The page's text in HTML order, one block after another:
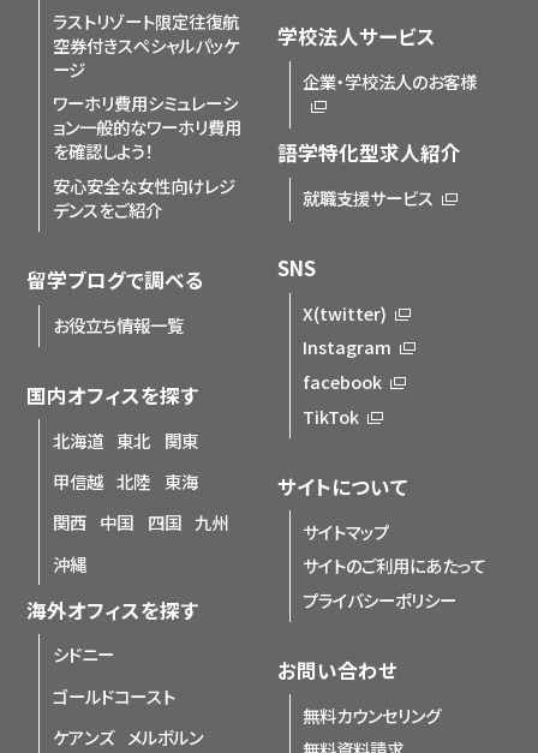
ラストリゾート限定往復航
空券付きスペシャルパッケ
ージ
ワーホリ費用シミュレーシ
ョン一般的なワーホリ費用
を確認しよう！
安心安全な女性向けレジ
デンスをご紹介
留学ブログで調べる
お役立ち情報一覧
国内オフィスを探す
北海道 東北
関東
甲信越 北陸
東海
関西 中国 四国 九州
沖縄
海外オフィスを探す
シドニー
ゴールドコースト
ケアンズ
メルボルン
学校法人サービス
企業・学校法人のお客様
語学特化型求人紹介
就職支援サービス
SNS
X(twitter)
Instagram
facebook
TikTok
サイトについて
サイトマップ
サイトのご利用にあたって
プライバシーポリシー
お問い合わせ
無料カウンセリング